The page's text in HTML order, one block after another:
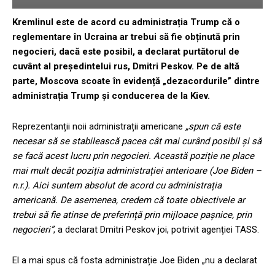
Kremlinul este de acord cu administrația Trump că o
reglementare în Ucraina ar trebui să fie obținută prin
negocieri, dacă este posibil, a declarat purtătorul de
cuvânt al președintelui rus, Dmitri Peskov. Pe de altă
parte, Moscova scoate în evidență „dezacordurile” dintre
administrația Trump și conducerea de la Kiev.
Reprezentanții noii administrații americane „spun că este
necesar să se stabilească pacea cât mai curând posibil și să
se facă acest lucru prin negocieri. Această poziție ne place
mai mult decât poziția administrației anterioare (Joe Biden –
n.r.). Aici suntem absolut de acord cu administrația
americană. De asemenea, credem că toate obiectivele ar
trebui să fie atinse de preferință prin mijloace pașnice, prin
negocieri”, a declarat Dmitri Peskov joi, potrivit agenției TASS.
El a mai spus că fosta administrație Joe Biden „nu a declarat